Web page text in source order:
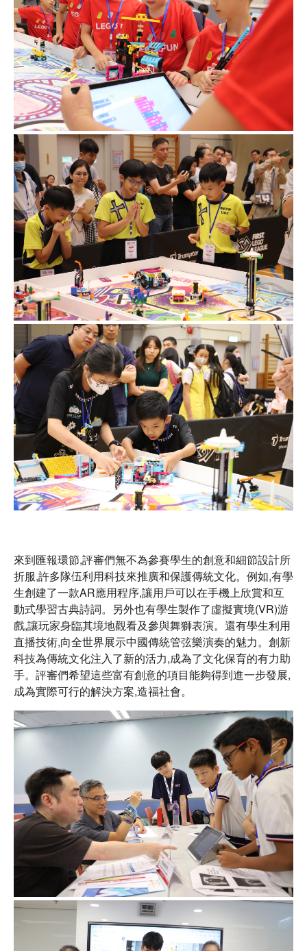
來到匯報環節,評審們無不為參賽學生的創意和細節設計所
折服,許多隊伍利用科技來推廣和保護傳統文化。例如,有學
生創建了一款AR應用程序,讓用戶可以在手機上欣賞和互
動式學習古典詩詞。另外也有學生製作了虛擬實境(VR)游
戲,讓玩家身臨其境地觀看及參與舞獅表演。還有學生利用
直播技術,向全世界展示中國傳統管弦樂演奏的魅力。創新
科技為傳統文化注入了新的活力,成為了文化保育的有力助
手。評審們希望這些富有創意的項目能夠得到進一步發展,
成為實際可行的解決方案,造福社會。